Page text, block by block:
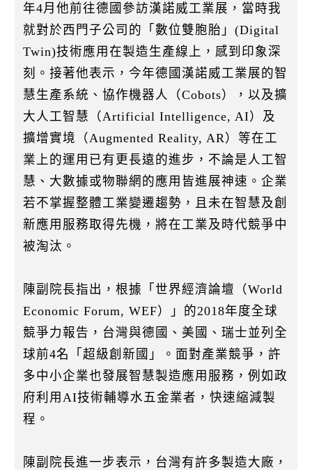
年4月他前往德國參訪漢諾威工業展，當時我
就對於西門子公司的「數位雙胞胎」(Digital
Twin)技術應用在製造生產線上，感到印象深
刻。接著他表示，今年德國漢諾威工業展的智
慧生產系統、協作機器人（Cobots），以及擴
大人工智慧（Artificial Intelligence, AI）及
擴增實境（Augmented Reality, AR）等在工
業上的運用已有更長遠的進步，不論是人工智
慧、大數據或物聯網的應用皆進展神速。企業
若不掌握整體工業變遷趨勢，且未在智慧及創
新應用服務取得先機，將在工業及時代競爭中
被淘汰。
陳副院長指出，根據「世界經濟論壇（World
Economic Forum, WEF）」的2018年度全球
競爭力報告，台灣與德國、美國、瑞士並列全
球前4名「超級創新國」。面對產業競爭，許
多中小企業也發展智慧製造應用服務，例如政
府利用AI技術輔導水五金業者，快速縮減製
程。
陳副院長進一步表示，台灣有許多製造大廠，